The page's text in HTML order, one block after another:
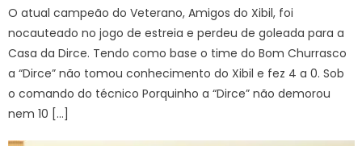
O atual campeão do Veterano, Amigos do Xibil, foi
nocauteado no jogo de estreia e perdeu de goleada para a
Casa da Dirce. Tendo como base o time do Bom Churrasco
a “Dirce” não tomou conhecimento do Xibil e fez 4 a 0. Sob
o comando do técnico Porquinho a “Dirce” não demorou
nem 10 […]